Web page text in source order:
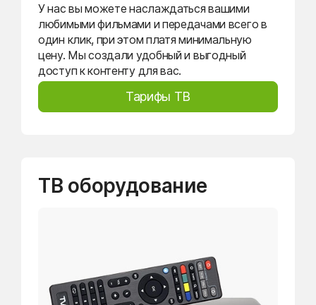
У нас вы можете наслаждаться вашими
любимыми фильмами и передачами всего в
один клик, при этом платя минимальную
цену. Мы создали удобный и выгодный
доступ к контенту для вас.
Тарифы ТВ
ТВ оборудование